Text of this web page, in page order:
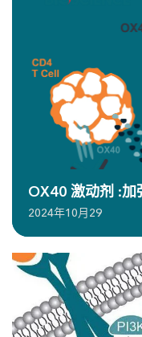
OX40 激动剂 :加
2024年10月29